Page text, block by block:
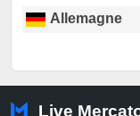
Allemagne
Pays-Bas
Live